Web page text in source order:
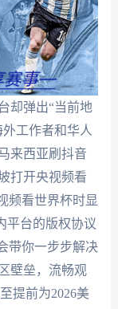
却弹出“当前地
工作者和华人
来西亚刷抖音
打开央视频看
频看世界杯时显
平台的版权协议
带你一步步解决
壁垒，流畅观
提前为2026美